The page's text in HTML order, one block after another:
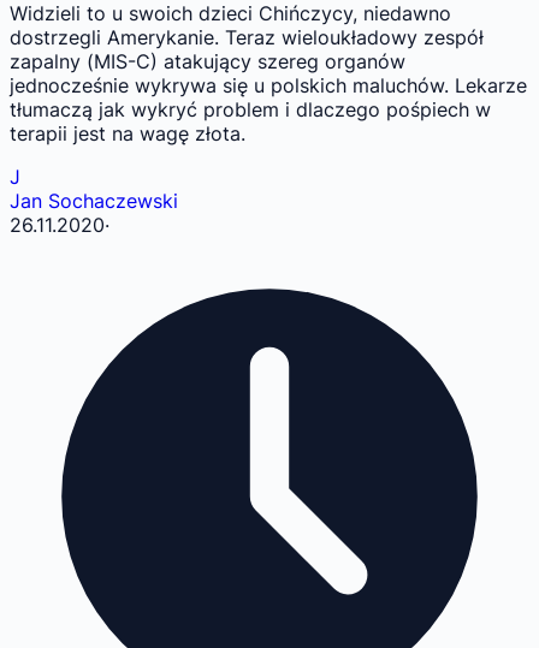
Widzieli to u swoich dzieci Chińczycy, niedawno
dostrzegli Amerykanie. Teraz wieloukładowy zespół
zapalny (MIS-C) atakujący szereg organów
jednocześnie wykrywa się u polskich maluchów. Lekarze
tłumaczą jak wykryć problem i dlaczego pośpiech w
terapii jest na wagę złota.
J
Jan Sochaczewski
26.11.2020·